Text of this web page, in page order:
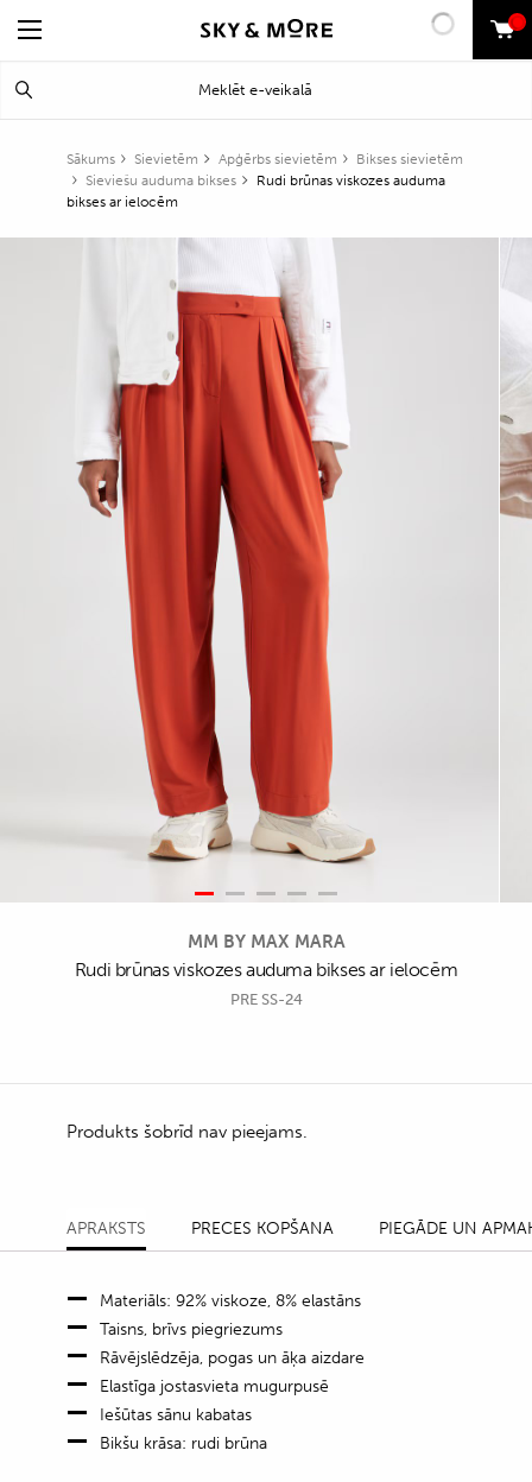
0
Sākums Sievietēm Apģērbs sievietēm
Bikses sievietēm
Sieviešu auduma bikses
Rudi brūnas viskozes auduma
bikses ar ielocēm
MM BY MAX MARA
Rudi brūnas viskozes auduma bikses ar ielocēm
PRE SS-24
Produkts šobrīd nav pieejams.
APRAKSTS PRECES KOPŠANA PIEGĀDE UN
Materiāls: 92% viskoze, 8% elastāns
Taisns, brīvs piegriezums
Rāvējslēdzēja, pogas un āķa aizdare
Elastīga jostasvieta mugurpusē
Iešūtas sānu kabatas
Bikšu krāsa: rudi brūna